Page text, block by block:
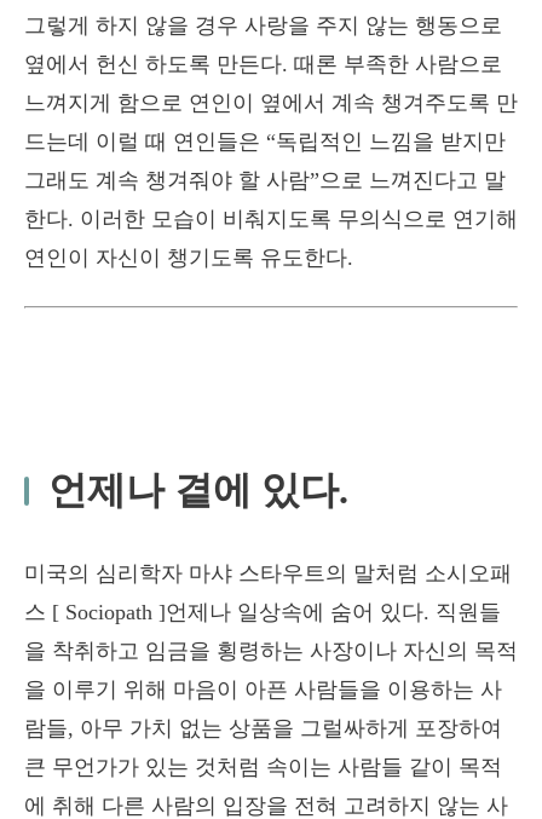
그렇게 하지 않을 경우 사랑을 주지 않는 행동으로
옆에서 헌신 하도록 만든다. 때론 부족한 사람으로
느껴지게 함으로 연인이 옆에서 계속 챙겨주도록 만
드는데 이럴 때 연인들은 “독립적인 느낌을 받지만
그래도 계속 챙겨줘야 할 사람”으로 느껴진다고 말
한다. 이러한 모습이 비춰지도록 무의식으로 연기해
연인이 자신이 챙기도록 유도한다.
언제나 곁에 있다.
미국의 심리학자 마샤 스타우트의 말처럼 소시오패
스 [ Sociopath ]언제나 일상속에 숨어 있다. 직원들
을 착취하고 임금을 횡령하는 사장이나 자신의 목적
을 이루기 위해 마음이 아픈 사람들을 이용하는 사
람들, 아무 가치 없는 상품을 그럴싸하게 포장하여
큰 무언가가 있는 것처럼 속이는 사람들 같이 목적
에 취해 다른 사람의 입장을 전혀 고려하지 않는 사